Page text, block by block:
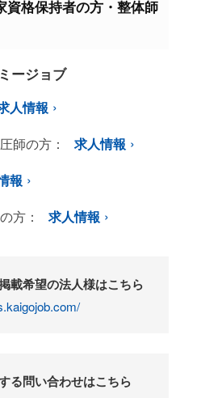
資格保持者の方・整体師
ージョブ
人情報
師の方：
求人情報
報
方：
求人情報
載希望の法人様はこちら
る問い合わせはこちら